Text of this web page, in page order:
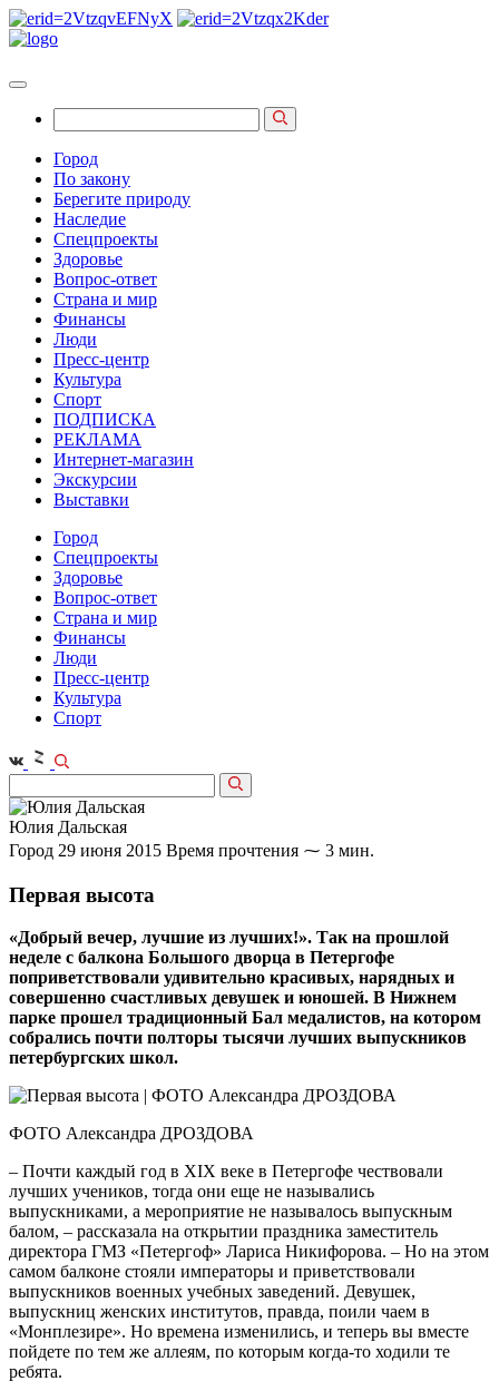
Город
По закону
Берегите природу
Наследие
Спецпроекты
Здоровье
Вопрос-ответ
Страна и мир
Финансы
Люди
Пресс-центр
Культура
Спорт
ПОДПИСКА
РЕКЛАМА
Интернет-магазин
Экскурсии
Выставки
Город
Спецпроекты
Здоровье
Вопрос-ответ
Страна и мир
Финансы
Люди
Пресс-центр
Культура
Спорт
Юлия Дальская
Город 29 июня 2015 Время прочтения ⁓ 3 мин.
Первая высота
«Добрый вечер, лучшие из лучших!». Так на прошлой
неделе с балкона Большого дворца в Петергофе
поприветствовали удивительно красивых, нарядных и
совершенно счастливых девушек и юношей. В Нижнем
парке прошел традиционный Бал медалистов, на котором
собрались почти полторы тысячи лучших выпускников
петербургских школ.
ФОТО Александра ДРОЗДОВА
– Почти каждый год в XIX веке в Петергофе чествовали
лучших учеников, тогда они еще не назывались
выпускниками, а мероприятие не называлось выпускным
балом, – рассказала на открытии праздника заместитель
директора ГМЗ «Петергоф» Лариса Никифорова. – Но на этом
самом балконе стояли императоры и приветствовали
выпускников военных учебных заведений. Девушек,
выпускниц женских институтов, правда, поили чаем в
«Монплезире». Но времена изменились, и теперь вы вместе
пойдете по тем же аллеям, по которым когда-то ходили те
ребята.